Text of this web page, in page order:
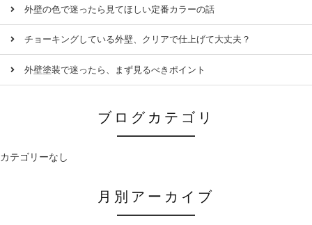
外壁の色で迷ったら見てほしい定番カラーの話
チョーキングしている外壁、クリアで仕上げて大丈夫？
外壁塗装で迷ったら、まず見るべきポイント
ブログカテゴリ
カテゴリーなし
月別アーカイブ